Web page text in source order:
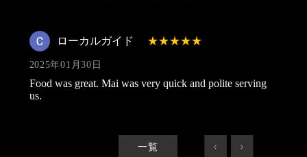
ローカルガイド
2025年01月30日
Food was great. Mai was very quick and polite serving
us.
一覧 < >